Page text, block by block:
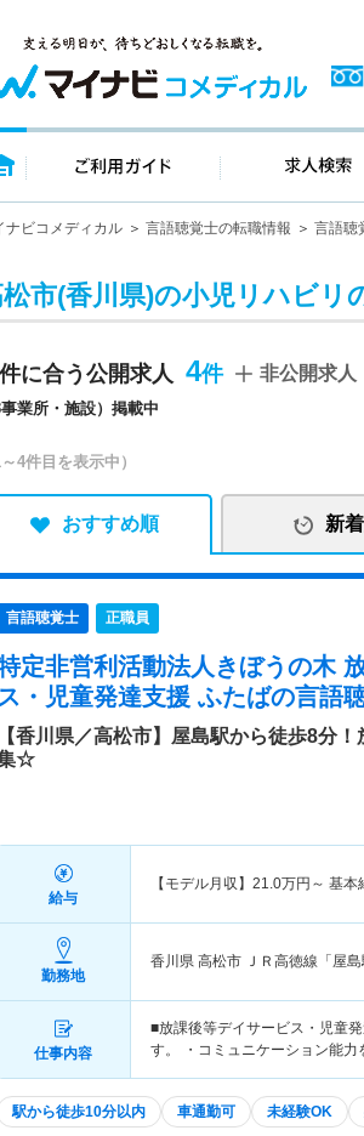
トップページ ご利用ガイド
ナビコメディカル 言語聴覚士の転職情報 言語聴
市(香川県)の小児リハビリ
に合う公開求人 4
事業所・施設）掲載中
非公開求人
～4件目を表示中）
おすすめ順 新
言語聴覚士 正職員
定非営利活動法人きぼうの木
ス・児童発達支援 ふたばの言語
【香川県／高松市】屋島駅から徒歩8分
☆
給与
【モデル月収】 21.0万円～ 基本
勤務地
香川県 高松市 ＪＲ高徳線「屋
仕事内容
■放課後等デイサービス・児童
す。 ・コミュニケーション能
駅から徒歩10分以内 車通勤可 未経験OK